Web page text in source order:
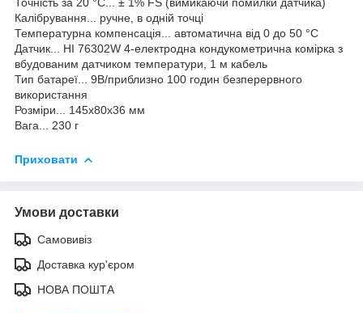
Калібрування... ручне, в одній точці
Температурна компенсація... автоматична від 0 до 50 °C
Датчик... HI 76302W 4-електродна кондукометрична комірка з
вбудованим датчиком температури, 1 м кабель
Тип батареї... 9В/приблизно 100 годин безперервного
використання
Розміри... 145х80х36 мм
Вага... 230 г
Приховати
Умови доставки
Самовивіз
Доставка кур'єром
НОВА ПОШТА